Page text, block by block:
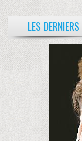
LES DERNIERS